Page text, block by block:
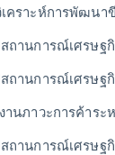
คราะห์การพัฒนา
ถานการณ์เศรษฐ
ถานการณ์เศรษฐ
านภาวะการค้าระ
ถานการณ์เศรษฐ